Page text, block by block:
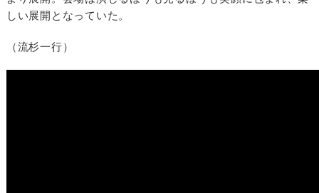
しい展開となっていた。
（流杉一行）